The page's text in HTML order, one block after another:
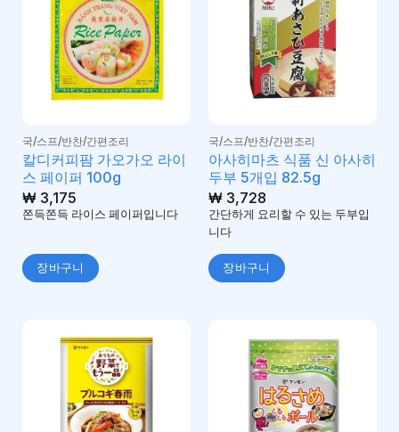
국/스프/반찬/간편조리
칼디커피팜 가오가오 라이
스 페이퍼 100g
₩3,175
쫀득쫀득 라이스 페이퍼입니다
장바구니
국/스프/반찬/간편조리
아사히마츠 식품 신 아사히
두부 5개입 82.5g
₩3,728
간단하게 요리할 수 있는 두부입
니다
장바구니